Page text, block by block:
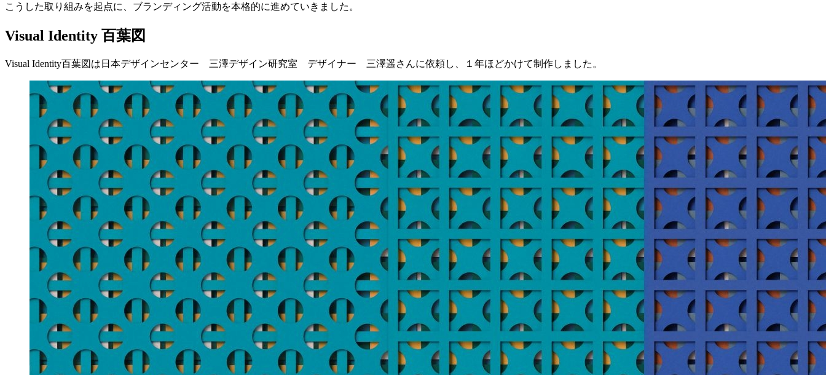
こうした取り組みを起点に、ブランディング活動を本格的に進めていきました。
Visual Identity 百葉図
Visual Identity百葉図は日本デザインセンター 三澤デザイン研究室 デザイナー 三澤遥さんに依頼し、１年ほどかけて制作しました。